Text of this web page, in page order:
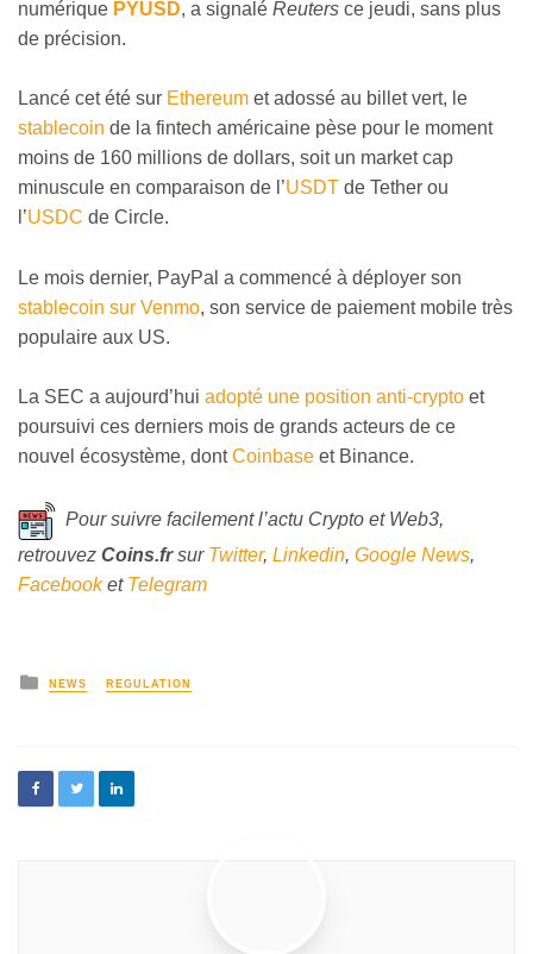
numérique PYUSD, a signalé Reuters ce jeudi, sans plus
de précision.
Lancé cet été sur Ethereum et adossé au billet vert, le
stablecoin de la fintech américaine pèse pour le moment
moins de 160 millions de dollars, soit un market cap
minuscule en comparaison de l’USDT de Tether ou
l’USDC de Circle.
Le mois dernier, PayPal a commencé à déployer son
stablecoin sur Venmo, son service de paiement mobile très
populaire aux US.
La SEC a aujourd’hui adopté une position anti-crypto et
poursuivi ces derniers mois de grands acteurs de ce
nouvel écosystème, dontCoinbase et Binance.
Pour suivre facilement l’actu Crypto et Web3,
retrouvez Coins.frsur Twitter, Linkedin, Google News,
Facebooket Telegram
NEWS REGULATION